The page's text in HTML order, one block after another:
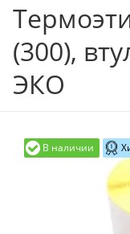
(300),
ЭКО
В наличии